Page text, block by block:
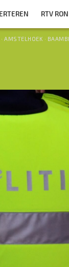
RTV
· AMSTELHOEK ·